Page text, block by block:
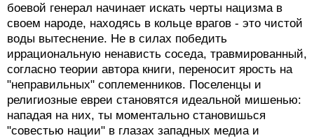
боевой генерал начинает искать черты нацизма в
своем народе, находясь в кольце врагов - это чистой
воды вытеснение. Не в силах победить
иррациональную ненависть соседа, травмированный,
согласно теории автора книги, переносит ярость на
"неправильных" соплеменников. Поселенцы и
религиозные евреи становятся идеальной мишенью:
нападая на них, ты моментально становишься
"совестью нации" в глазах западных медиа и